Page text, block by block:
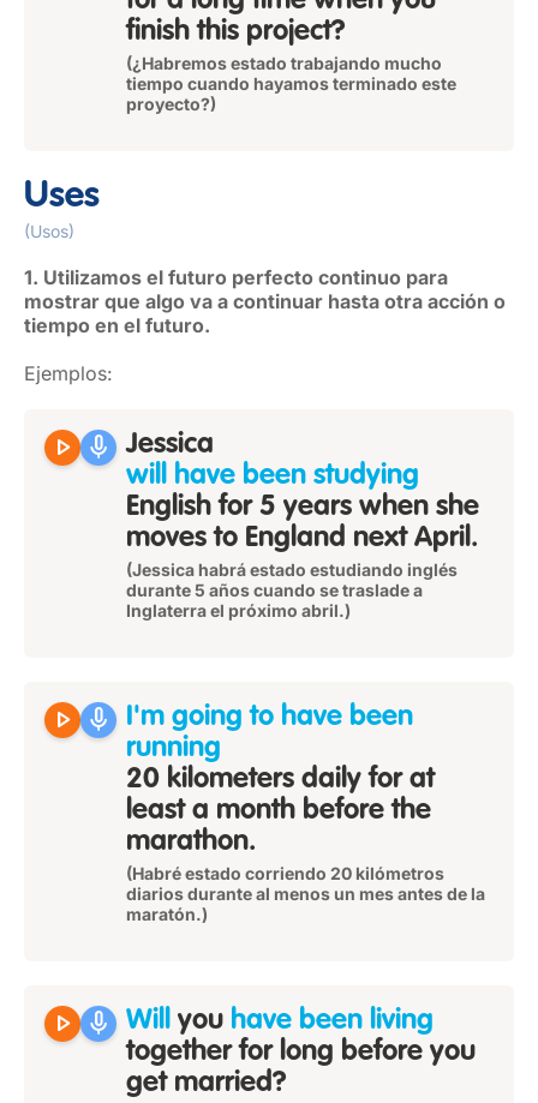
finish this project?
(¿Habremos estado trabajando mucho
tiempo cuando hayamos terminado este
proyecto?)
Uses
(Usos)
1. Utilizamos el futuro perfecto continuo para
mostrar que algo va a continuar hasta otra acción o
tiempo en el futuro.
Ejemplos:
play_arrow mic Jessica
will have been studying
English for 5 years when she
moves to England next April.
(Jessica habrá estado estudiando inglés
durante 5 años cuando se traslade a
Inglaterra el próximo abril.)
play_arrow mic I'm going to have been
running
20 kilometers daily for at
least a month before the
marathon.
(Habré estado corriendo 20 kilómetros
diarios durante al menos un mes antes de la
maratón.)
play_arrow mic Will you have been living
together for long before you
get married?